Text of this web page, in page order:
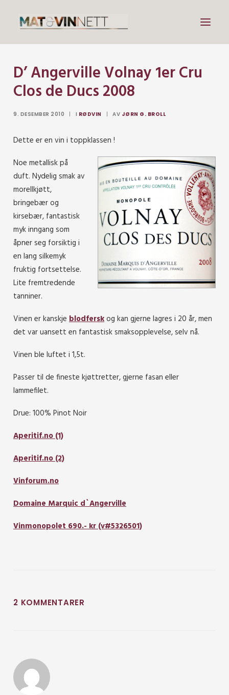
Mat
Drikke
Om vin
Om meg
Search
D’ Angerville Volnay 1er Cru
Clos de Ducs 2008
9. DESEMBER 2010 | I RØDVIN | AV JØRN G. BROLL
Dette er en vin i toppklassen !
Noe metallisk på
duft. Nydelig smak av
morellkjøtt,
bringebær og
kirsebær, fantastisk
myk inngang som
åpner seg forsiktig i
en lang silkemyk
fruktig fortsettelse.
Lite fremtredende
tanniner.
Vinen er kanskje blodferskog kan gjerne lagres i 20 år, men
det var uansett en fantastisk smaksopplevelse, selv nå.
Vinen ble luftet i 1,5t.
Passer til de fineste kjøttretter, gjerne fasan eller
lammefilet.
Drue: 100% Pinot Noir
Aperitif.no (1)
Aperitif.no (2)
Vinforum.no
Domaine Marquic d`Angerville
Vinmonopolet 690.- kr (v#5326501)
2 KOMMENTARER